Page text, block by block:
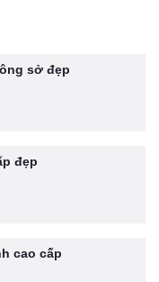
sở đẹp
đẹp
cao cấp